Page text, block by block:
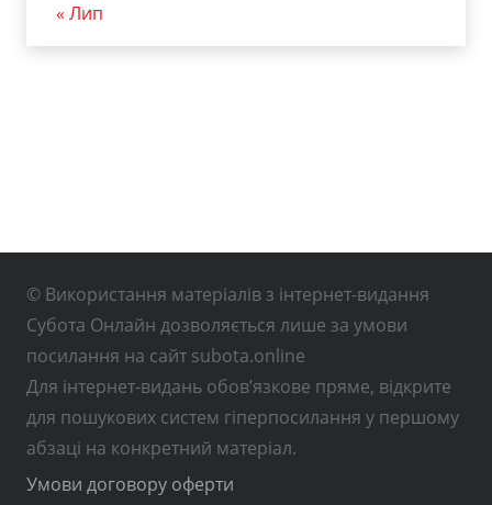
« Лип
© Використання матеріалів з інтернет-видання
Субота Онлайн дозволяється лише за умови
посилання на сайт subota.online
Для інтернет-видань обов’язкове пряме, відкрите
для пошукових систем гіперпосилання у першому
абзаці на конкретний матеріал.
Умови договору оферти